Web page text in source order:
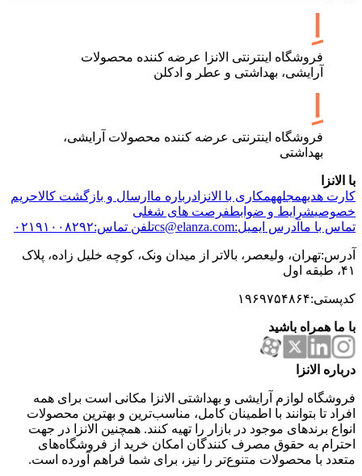
فروشگاه اینترنتی الانزا عرضه کننده محصولات
آرایشی، بهداشتی و عطر و ادکلن
فروشگاه اینترنتی عرضه کننده محصولات آرایشی،
بهداشتی
با الانزا
کارت هدیهمجلههمکاری با الانزا درباره ما ارسال و بازگشت کالاحریم
خصوصیشرایط و ضوابطفرصت های شغلی
تماس با ما آدرس ایمیل:cs@elanza.com تلفن تماس:۰۲۱۹۱۰۰۸۲۹۲
آدرس:تهران، ولیعصر، بالاتر از میدان ونک، کوچه خلیل زاده، پلاک
۴۱، طبقه اول
کدپستی:۱۹۶۹۷۵۴۸۶۴
با ما همراه باشید
درباره الانزا
فروشگاه لوازم آرایشی و بهداشتی الانزا مکانی است برای همه
افراد تا بتوانند با اطمینان کامل، مناسب‌ترین و بهترین محصولات
انواع برندهای موجود در بازار را تهیه کنند. همچنین الانزا در جهت
احترام به حقوق مصرف کنندگان امکان خرید از فروشگاه‌های
متعدد با محصولات متنوع‌تر را نیز، برای شما فراهم آورده است.